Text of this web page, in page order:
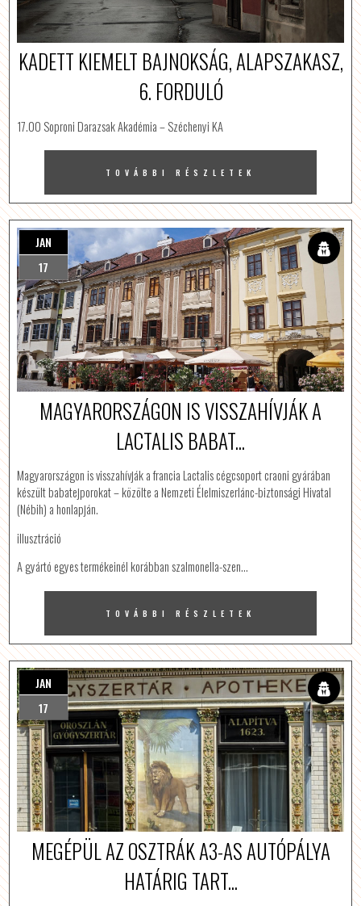
KADETT KIEMELT BAJNOKSÁG, ALAPSZAKASZ,
6. FORDULÓ
17.00 Soproni Darazsak Akadémia – Széchenyi KA
TOVÁBBI RÉSZLETEK
JAN
17
MAGYARORSZÁGON IS VISSZAHÍVJÁK A
LACTALIS BABAT...
Magyarországon is visszahívják a francia Lactalis cégcsoport craoni gyárában
készült babatejporokat – közölte a Nemzeti Élelmiszerlánc-biztonsági Hivatal
(Nébih) a honlapján.
illusztráció
A gyártó egyes termékeinél korábban szalmonella-szen…
TOVÁBBI RÉSZLETEK
JAN
17
MEGÉPÜL AZ OSZTRÁK A3-AS AUTÓPÁLYA
HATÁRIG TART...